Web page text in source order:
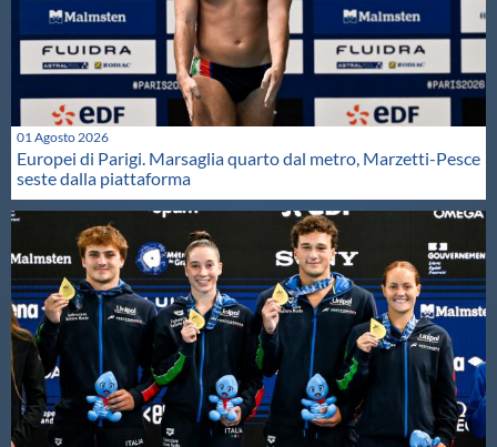
01 Agosto 2026
Europei di Parigi. Marsaglia quarto dal metro, Marzetti-Pesce
seste dalla piattaforma